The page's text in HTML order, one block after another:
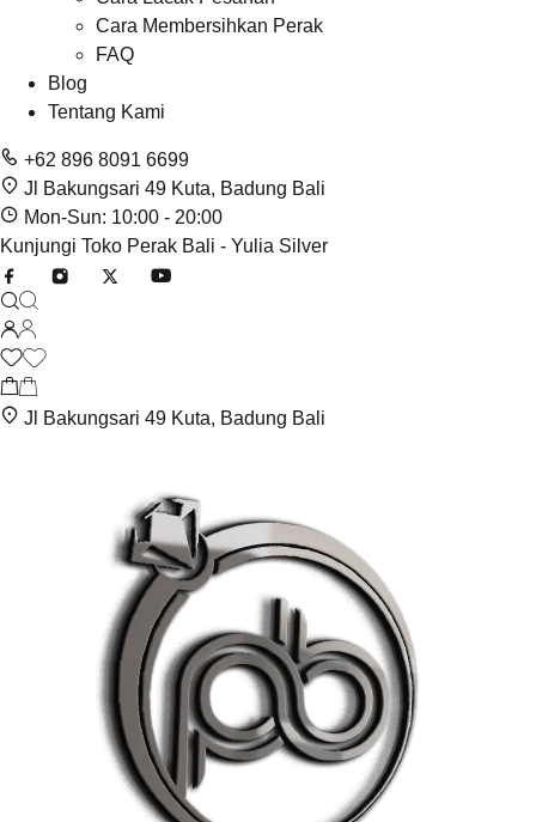
Cara Membersihkan Perak
FAQ
Blog
Tentang Kami
+62 896 8091 6699
Jl Bakungsari 49 Kuta, Badung Bali
Mon-Sun: 10:00 - 20:00
Kunjungi Toko Perak Bali - Yulia Silver
Jl Bakungsari 49 Kuta, Badung Bali